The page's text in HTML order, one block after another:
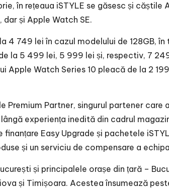
în rețeaua iSTYLE se găsesc și căștile
și Apple Watch SE.
4 749 lei în cazul modelului de 128GB, în
la 5 499 lei, 5 999 lei și, respectiv, 7
Apple Watch Series 10 pleacă de la 2
Premium Partner, singurul partener care
experiența inedită din cadrul
finanțare Easy Upgrade și pachetele
și un serviciu de compensare a
și principalele orașe din țară –
și Timișoara. Acestea însumează